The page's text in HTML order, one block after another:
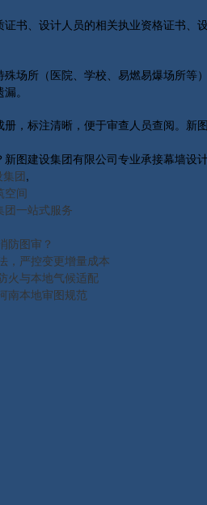
证书、设计人员的相关执业资格证书、
场所（医院、学校、易燃易爆场所
。
，标注清晰，便于审查人员查阅。
图建设集团有限公司专业承接幕墙设
团,
空间
团一站式服务
防图审？
，严控变更增量成本
火与本地气候适配
南本地审图规范